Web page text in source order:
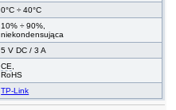
0°C ÷ 40°C
10% ÷ 90%,
niekondensująca
5 V DC / 3 A
CE,
RoHS
TP-Link